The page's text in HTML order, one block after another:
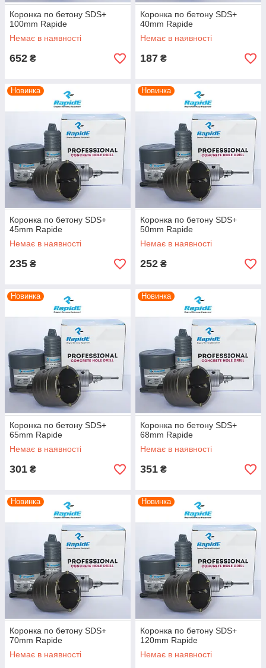
Коронка по бетону SDS+
100mm Rapide
Немає в наявності
652 ₴
Коронка по бетону SDS+
40mm Rapide
Немає в наявності
187 ₴
Новинка
Коронка по бетону SDS+
45mm Rapide
Немає в наявності
235 ₴
Новинка
Коронка по бетону SDS+
50mm Rapide
Немає в наявності
252 ₴
Новинка
Коронка по бетону SDS+
65mm Rapide
Немає в наявності
301 ₴
Новинка
Коронка по бетону SDS+
68mm Rapide
Немає в наявності
351 ₴
Новинка
Коронка по бетону SDS+
70mm Rapide
Немає в наявності
Новинка
Коронка по бетону SDS+
120mm Rapide
Немає в наявності